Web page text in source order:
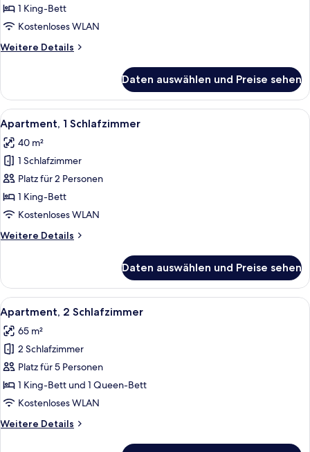
1 King-Bett
Kostenloses WLAN
Weitere Details
Weitere
Daten auswählen und Preise sehen
Alle
Fotos
für
Apartment,
1
Schlafzimmer
anzeigen
Ein modernes Hotelzimmer mit
19
Apartment, 1 Schlafzimmer
40 m²
1 Schlafzimmer
Platz für 2 Personen
1 King-Bett
Kostenloses WLAN
Weitere Details
Weitere
1
Schlafzimmer
Daten auswählen und Preise sehen
Alle
Fotos
für
Apartment,
2 Schlafzimmer
anzeigen
Ein modernes Hotelzimmer mit einer
15
Apartment, 2 Schlafzimmer
65 m²
2 Schlafzimmer
Platz für 5 Personen
1 King-Bett und 1 Queen-Bett
Kostenloses WLAN
Weitere Details
Weitere